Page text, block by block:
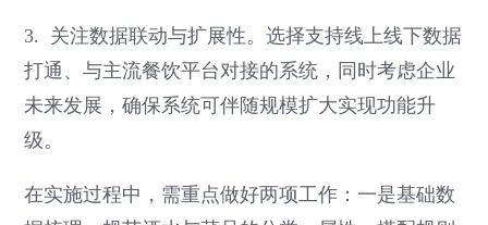
3. 关注数据联动与扩展性。选择支持线上线下数据
打通、与主流餐饮平台对接的系统，同时考虑企业
未来发展，确保系统可伴随规模扩大实现功能升
级。
在实施过程中，需重点做好两项工作：一是基础数